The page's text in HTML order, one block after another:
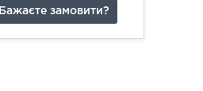
Бажаєте замовити?